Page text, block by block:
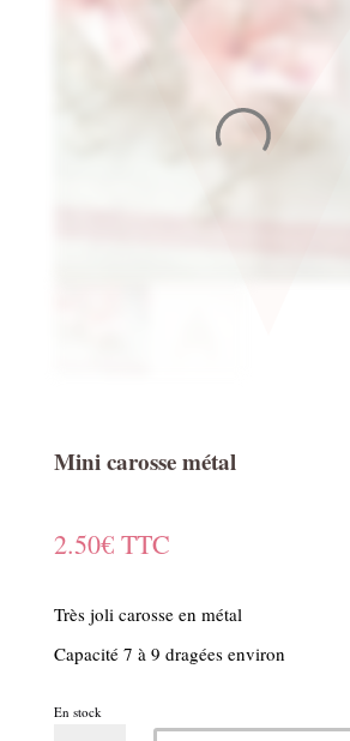
Mini carosse métal
2.50€ TTC
Très joli carosse en métal
Capacité 7 à 9 dragées environ
En stock